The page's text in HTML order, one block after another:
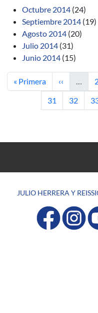
Octubre 2014 (24)
Septiembre 2014 (19)
Agosto 2014 (20)
Julio 2014 (31)
Junio 2014 (15)
Primera página
« Primera Página
‹‹ …
Página
31 Página
32
JULIO HERRERA Y